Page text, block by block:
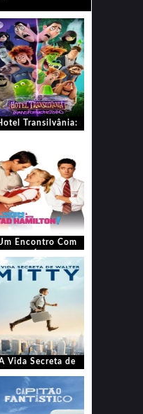
Transilvânia:
Encontro Com
Vida Secreta de